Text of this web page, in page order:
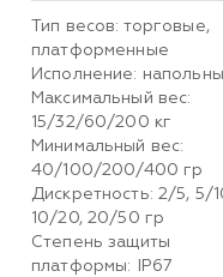
Тип весов: торговые,
платформенные
Исполнение:
Максимальный вес:
15/32/60/200 кг
Минимальный вес:
40/100/200/400 гр
Дискретность: 2/5, 5/
10/20, 20/50 гр
Степень защиты
платформы: IP67